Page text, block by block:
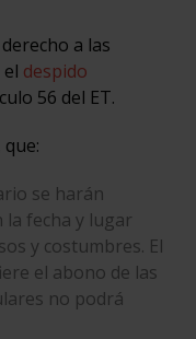
a las
despido
56 del ET.
se harán
fecha y lugar
y costumbres. El
el abono de las
no podrá